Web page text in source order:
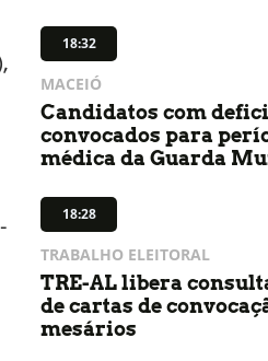
18:32
MACEIÓ
Candidatos com
convocados para
médica da Guarda
18:28
TRABALHO ELEITORAL
TRE-AL libera
de cartas de
mesários